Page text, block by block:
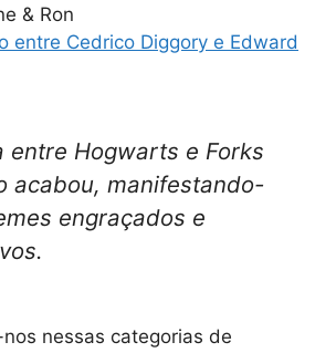
& Ron
entre Cedrico Diggory e Edward
entre Hogwarts e Forks
acabou, manifestando-
engraçados e
nessas categorias de